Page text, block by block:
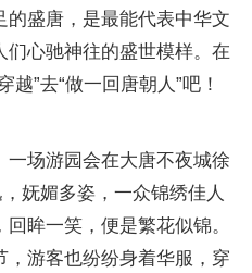
的盛唐，是最能代表中华文
心驰神往的盛世模样。在
”去“做一回唐朝人”吧！
一场游园会在大唐不夜城徐
妩媚多姿，一众锦绣佳人
眸一笑，便是繁花似锦。
游客也纷纷身着华服，穿